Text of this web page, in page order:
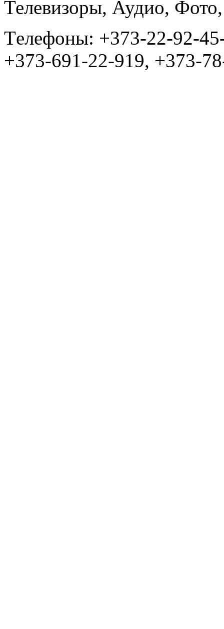
Телевизоры, Аудио,
Tелефоны: +373-22-92-
+373-691-22-919, +373-